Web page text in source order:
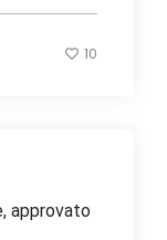
10
approvato